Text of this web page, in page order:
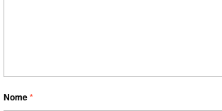
Nome*